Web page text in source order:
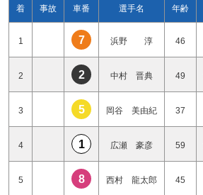
着 事故 車番 選手名 年齢
1 7 浜野 淳 46
2 2 中村 晋典 49
3 5 岡谷 美由紀 37
4 1 広瀬 豪彦 59
5 8 西村 龍太郎 45